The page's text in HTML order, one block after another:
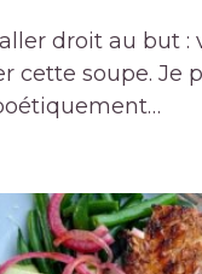
droit au but :
cette soupe. Je